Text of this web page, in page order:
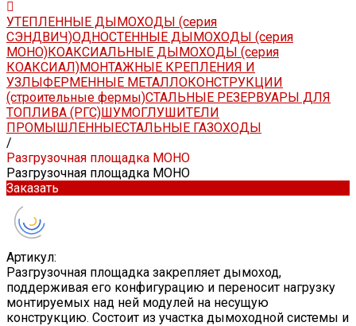
УТЕПЛЕННЫЕ ДЫМОХОДЫ (серия
СЭНДВИЧ)ОДНОСТЕННЫЕ ДЫМОХОДЫ (серия
МОНО)КОАКСИАЛЬНЫЕ ДЫМОХОДЫ (серия
КОАКСИАЛ)МОНТАЖНЫЕ КРЕПЛЕНИЯ И
УЗЛЫФЕРМЕННЫЕ МЕТАЛЛОКОНСТРУКЦИИ
(строительные фермы)СТАЛЬНЫЕ РЕЗЕРВУАРЫ ДЛЯ
ТОПЛИВА (РГС)ШУМОГЛУШИТЕЛИ
ПРОМЫШЛЕННЫЕСТАЛЬНЫЕ ГАЗОХОДЫ
/
Разгрузочная площадка МОНО
Разгрузочная площадка МОНО
Заказать
Артикул:
Разгрузочная площадка закрепляет дымоход,
поддерживая его конфигурацию и переносит нагрузку
монтируемых над ней модулей на несущую
конструкцию. Состоит из участка дымоходной системы и